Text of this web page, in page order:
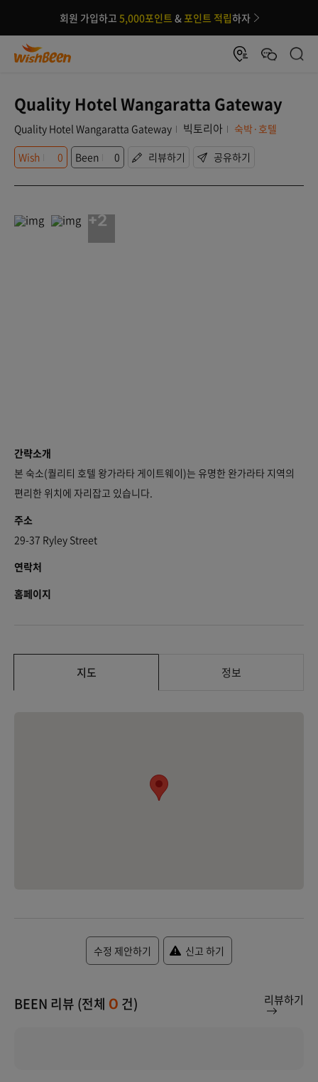
회원 가입하고 5,000포인트 &포인트 적립하자
Quality Hotel Wangaratta Gateway
Quality Hotel Wangaratta Gateway 빅토리아
숙박·호텔
Wish
0 Been 0 리뷰하기 공유하기
+2
간략소개
본 숙소(퀄리티 호텔 왕가라타 게이트웨이)는 유명한 완가라타 지역의
편리한 위치에 자리잡고 있습니다.
주소
29-37 Ryley Street
연락처
홈페이지
지도 정보
수정 제안하기 신고 하기
BEEN 리뷰 (전체 0 건) 리뷰하기